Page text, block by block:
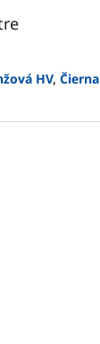
HV, Čierna